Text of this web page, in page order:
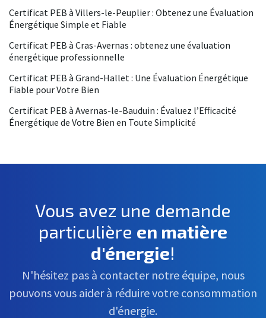
Certificat PEB à Villers-le-Peuplier : Obtenez une Évaluation
Énergétique Simple et Fiable
Certificat PEB à Cras-Avernas : obtenez une évaluation
énergétique professionnelle
Certificat PEB à Grand-Hallet : Une Évaluation Énergétique
Fiable pour Votre Bien
Certificat PEB à Avernas-le-Bauduin : Évaluez l’Efficacité
Énergétique de Votre Bien en Toute Simplicité
Vous avez une demande
particulière en matière
d'énergie!
N'hésitez pas à contacter notre équipe, nous
pouvons vous aider à réduire votre consommation
d'énergie.